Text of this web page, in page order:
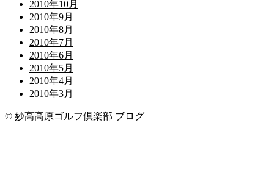
2010年10月
2010年9月
2010年8月
2010年7月
2010年6月
2010年5月
2010年4月
2010年3月
© 妙高高原ゴルフ倶楽部 ブログ